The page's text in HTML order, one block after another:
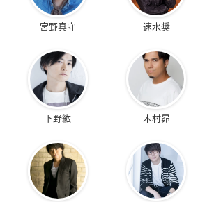
宮野真守 速水奨
下野紘 木村昴